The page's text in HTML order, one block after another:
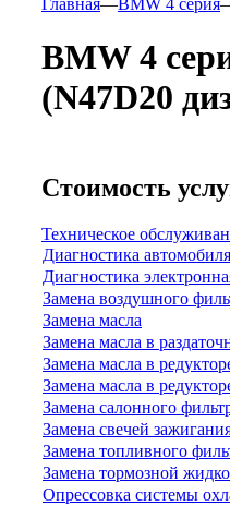
Главная—BMW 4 серия
BMW 4
(N47D20
Стоимость
Техническое
Диагностика
Диагностика
Замена воздушного
Замена масла
Замена масла в
Замена масла в
Замена масла в
Замена салонного
Замена свечей
Замена топливного
Замена тормозной
Опрессовка системы